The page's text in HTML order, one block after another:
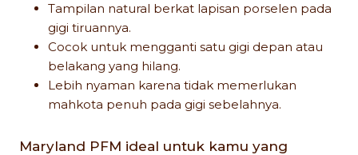
Tampilan natural berkat lapisan porselen pada
gigi tiruannya.
Cocok untuk mengganti satu gigi depan atau
belakang yang hilang.
Lebih nyaman karena tidak memerlukan
mahkota penuh pada gigi sebelahnya.
Maryland PFM ideal untuk kamu yang